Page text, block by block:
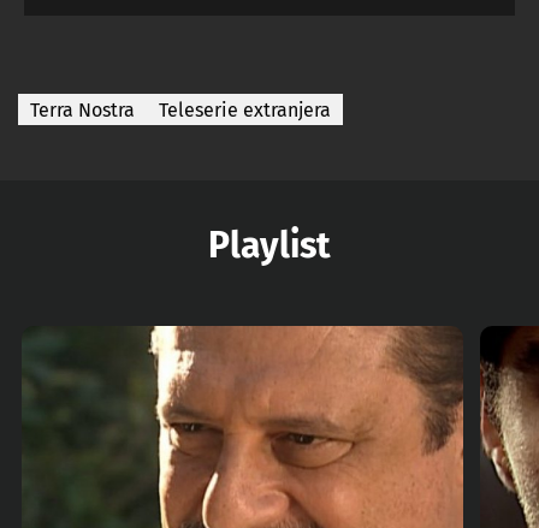
Terra Nostra Teleserie extranjera
Playlist